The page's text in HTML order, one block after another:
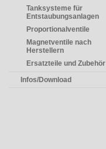
Tanksysteme für
Entstaubungsanlagen
Proportionalventile
Magnetventile nach
Herstellern
Ersatzteile und Zubehör
Infos/Download